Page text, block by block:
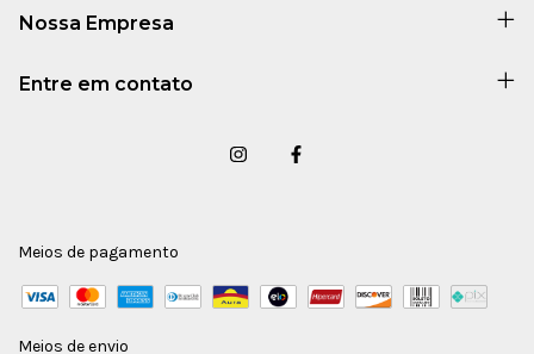
Nossa Empresa
Entre em contato
Meios de pagamento
Meios de envio